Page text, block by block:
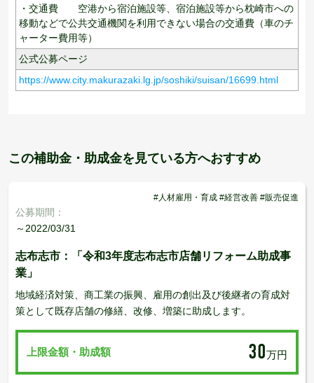
・交通費 空港から宿泊施設等、宿泊施設等から枕崎市への
移動などで公共交通機関を利用できない場合の交通費（車のチ
ャーター費用等）
公式公募ページ
https://www.city.makurazaki.lg.jp/soshiki/suisan/16699.html
この補助金・助成金を見ている方へおすすめ
#人材雇用・育成 #経営改善 #販売促進
公募期間：
～2022/03/31
志布志市：「令和3年度志布志市店舗リフォーム助成事
業」
地域経済対策、商工業の振興、雇用の創出及び後継者の育成対
策として既存店舗の修繕、改修、増築に助成します。
上限金額・助成額 30万円